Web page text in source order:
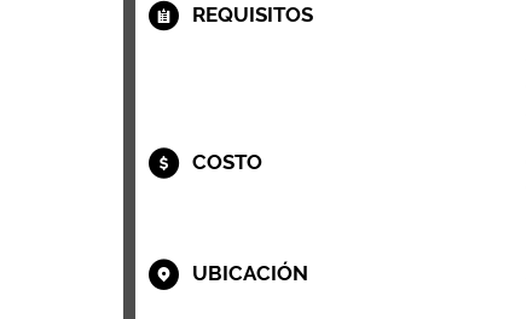
REQUISITOS
COSTO
UBICACIÓN